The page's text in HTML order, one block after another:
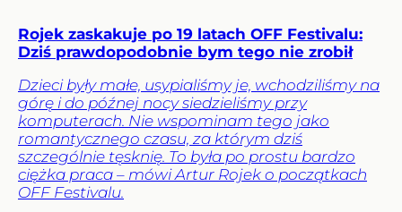
Rojek zaskakuje po 19 latach OFF Festivalu:
Dziś prawdopodobnie bym tego nie zrobił
Dzieci były małe, usypialiśmy je, wchodziliśmy na
górę i do późnej nocy siedzieliśmy przy
komputerach. Nie wspominam tego jako
romantycznego czasu, za którym dziś
szczególnie tęsknię. To była po prostu bardzo
ciężka praca – mówi Artur Rojek o początkach
OFF Festivalu.